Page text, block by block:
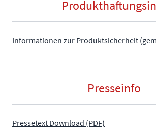
Informationen zur Produktsicherheit
Presseinfo
Pressetext Download (PDF)